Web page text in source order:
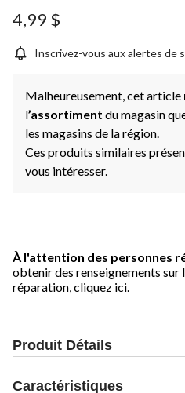
4,99 $
Inscrivez-vous aux alertes de
Malheureusement, cet article
l’assortiment du magasin
les magasins de la région.
Ces produits similaires
vous intéresser.
À l'attention des personnes
obtenir des renseignements sur
réparation, cliquez ici.
Produit Détails
Caractéristiques